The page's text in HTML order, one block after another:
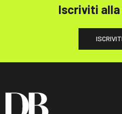
Iscriviti
ISCRIVITI